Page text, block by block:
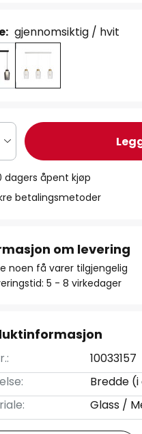
gjennomsiktig / hvit
dagers åpent kjøp
betalingsmetoder
om levering
noen få varer tilgjengelig
5 - 8 virkedager
10033157
Bredde
Glass /